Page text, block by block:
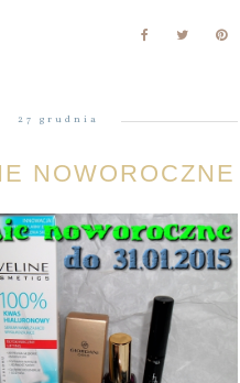
27 grudnia
NOWOROCZNE